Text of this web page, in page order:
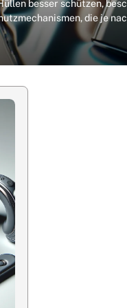
besser schützen,
die je